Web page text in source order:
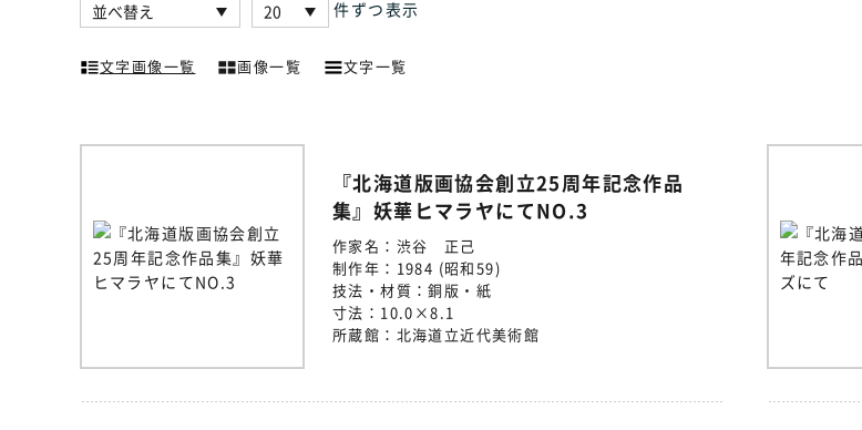
件ずつ表示
文字画像一覧 画像一覧 文字一覧
『北海道版画協会創立25周年記念作品
集』妖華ヒマラヤにてNO.3
作家名： 渋谷 正己
制作年： 1984 (昭和59)
技法・材質：銅版・紙
寸法： 10.0×8.1
所蔵館： 北海道立近代美術館